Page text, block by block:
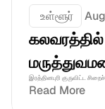
உள்ளூர்
இரத்தினபுரி குருவிட்ட
Read More